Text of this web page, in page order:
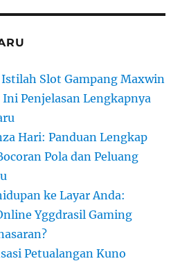
Slot Gampang Maxwin
Penjelasan Lengkapnya
Hari: Panduan Lengkap
Pola dan Peluang
ke Layar Anda:
Yggdrasil Gaming
Petualangan Kuno